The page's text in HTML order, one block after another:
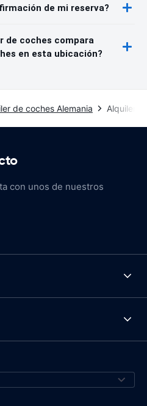
de mi reserva?
de coches compara
en esta ubicación?
de coches Alemania Alquiler
con unos de nuestros